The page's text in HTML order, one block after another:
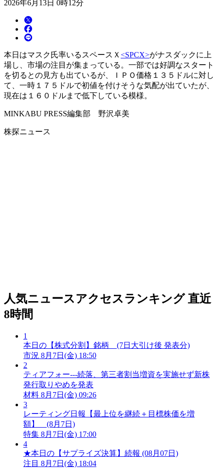
2026年6月13日 0時12分
本日はマスク氏率いるスペースＸ <SPCX>がナスダックに上
場し、市場の注目が集まっている。一部では好調なスタート
を切るとの見方も出ているが、ＩＰＯ価格１３５ドルに対し
て、一時１７５ドルで初値を付けそうな気配が出ていたが、
現在は１６０ドルまで低下している模様。
MINKABU PRESS編集部 野沢卓美
株探ニュース
人気ニュースアクセスランキング 直近
8時間
1
本日の【株式分割】銘柄 (7日大引け後 発表分)
市況 8月7日(金) 18:50
2
ティアフォー---続落、第三者割当増資を実施せず新株
発行取りやめを発表
材料 8月7日(金) 09:26
3
レーティング日報【最上位を継続＋目標株価を増
額】 (8月7日)
特集 8月7日(金) 17:00
4
★本日の【サプライズ決算】続報 (08月07日)
注目 8月7日(金) 18:04